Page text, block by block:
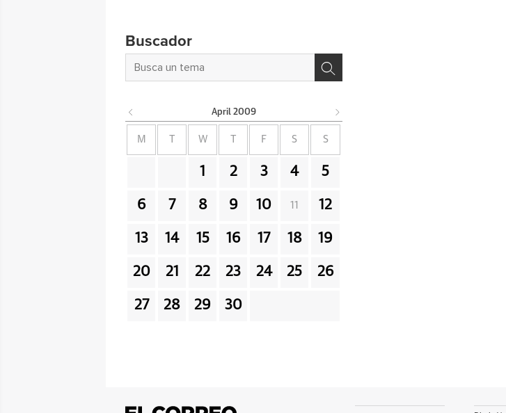
Buscador
April 2009
M W F S S
1 2 3 4 5
6 7 8 9 10 11 12
13 14 15 16 17 18 19
20 21 22 23 24 25 26
27 28 29 30